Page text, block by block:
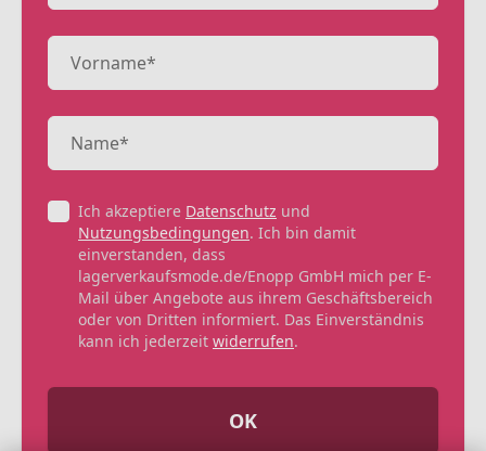
Ich akzeptiere Datenschutz und
Nutzungsbedingungen. Ich bin damit
einverstanden, dass
lagerverkaufsmode.de/Enopp GmbH mich per E-
Mail über Angebote aus ihrem Geschäftsbereich
oder von Dritten informiert. Das Einverständnis
kann ich jederzeit widerrufen.
OK